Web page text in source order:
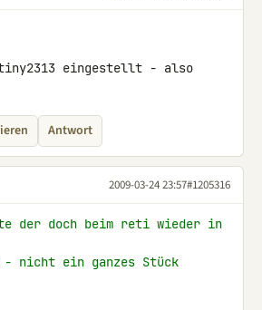
eingestellt - also
Antwort
2009-03-24 23:57#1205316
der doch beim reti wieder in
- nicht ein ganzes Stück